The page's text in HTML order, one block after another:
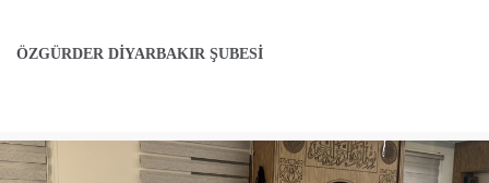
ÖZGÜRDER DİYARBAKIR ŞUBESİ